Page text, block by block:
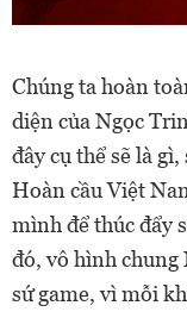
Chúng ta hoàn
diện của Ngọc
đây cụ thể sẽ là
Hoàn cầu Việt
mình để thúc đẩy
đó, vô hình
sứ game, vì mỗi